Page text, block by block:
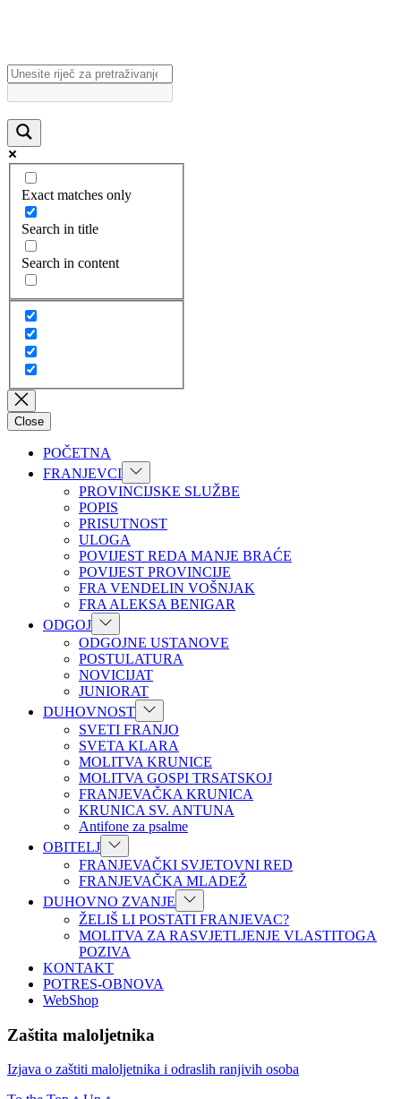
Exact matches only
Search in title
Search in content
Close
POČETNA
FRANJEVCI Show
sub
menu
PROVINCIJSKE SLUŽBE
POPIS
PRISUTNOST
ULOGA
POVIJEST REDA MANJE BRAĆE
POVIJEST PROVINCIJE
FRA VENDELIN VOŠNJAK
FRA ALEKSA BENIGAR
ODGOJ Show
sub
menu
ODGOJNE USTANOVE
POSTULATURA
NOVICIJAT
JUNIORAT
DUHOVNOST Show
sub
menu
SVETI FRANJO
SVETA KLARA
MOLITVA KRUNICE
MOLITVA GOSPI TRSATSKOJ
FRANJEVAČKA KRUNICA
KRUNICA SV. ANTUNA
Antifone za psalme
OBITELJ Show
sub
menu
FRANJEVAČKI SVJETOVNI RED
FRANJEVAČKA MLADEŽ
DUHOVNO ZVANJE
Show
sub
menu
ŽELIŠ LI POSTATI FRANJEVAC?
MOLITVA ZA RASVJETLJENJE VLASTITOGA
POZIVA
KONTAKT
POTRES-OBNOVA
WebShop
Zaštita maloljetnika
Izjava o zaštiti maloljetnika i odraslih ranjivih osoba